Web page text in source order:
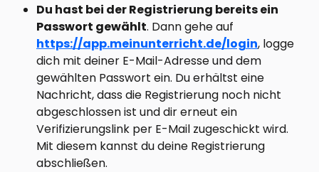
Du hast bei der Registrierung bereits ein
Passwort gewählt. Dann gehe auf
https://app.meinunterricht.de/login, logge
dich mit deiner E-Mail-Adresse und dem
gewählten Passwort ein. Du erhältst eine
Nachricht, dass die Registrierung noch nicht
abgeschlossen ist und dir erneut ein
Verifizierungslink per E-Mail zugeschickt wird.
Mit diesem kannst du deine Registrierung
abschließen.